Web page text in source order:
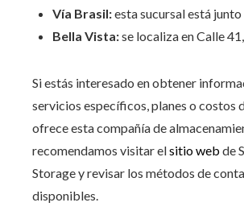
Vía Brasil:esta sucursal está
Bella Vista:se localiza en Calle
Si estás interesado en obtener
servicios específicos, planes o costos
ofrece esta compañía de
recomendamos visitar elsitio web de
Storage y revisar los métodos de
disponibles.